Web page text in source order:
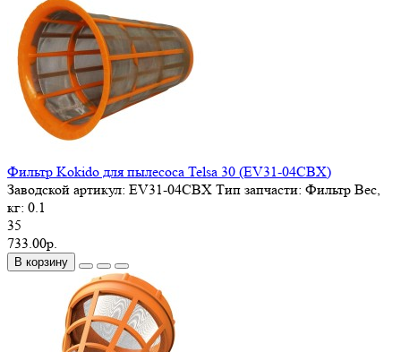
Фильтр Kokido для пылесоса Telsa 30 (EV31-04CBX)
Заводской артикул: EV31-04CBX Тип запчасти: Фильтр Вес,
кг: 0.1
35
733.00р.
В корзину